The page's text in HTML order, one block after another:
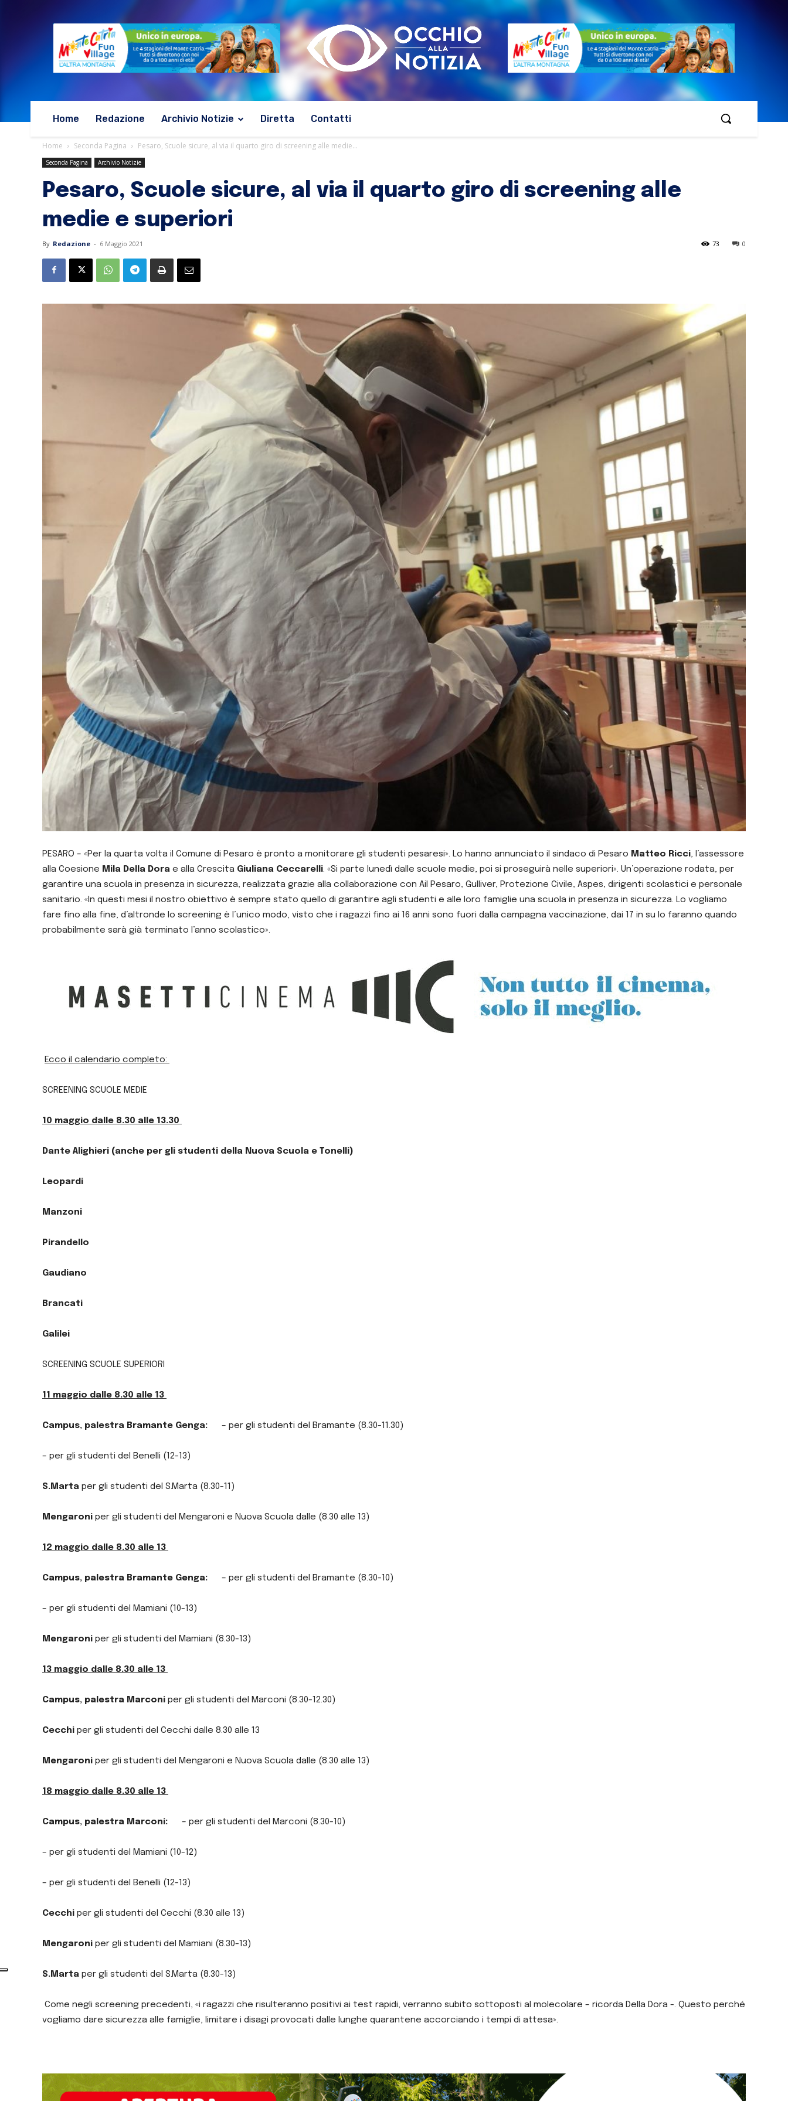
Home Redazione Archivio Notizie Diretta Contatti
Home Seconda Pagina Pesaro, Scuole sicure, al via il quarto giro di screening alle medie...
Seconda Pagina Archivio Notizie
Pesaro, Scuole sicure, al via il quarto giro di screening alle
medie e superiori
By Redazione - 6 Maggio 2021 0
73
PESARO – «Per la quarta volta il Comune di Pesaro è pronto a monitorare gli studenti pesaresi». Lo hanno annunciato il sindaco di Pesaro Matteo Ricci, l’assessore
alla Coesione Mila Della Dora e alla Crescita Giuliana Ceccarelli. «Si parte lunedì dalle scuole medie, poi si proseguirà nelle superiori». Un’operazione rodata, per
garantire una scuola in presenza in sicurezza, realizzata grazie alla collaborazione con Ail Pesaro, Gulliver, Protezione Civile, Aspes, dirigenti scolastici e personale
sanitario. «In questi mesi il nostro obiettivo è sempre stato quello di garantire agli studenti e alle loro famiglie una scuola in presenza in sicurezza. Lo vogliamo
fare fino alla fine, d’altronde lo screening è l’unico modo, visto che i ragazzi fino ai 16 anni sono fuori dalla campagna vaccinazione, dai 17 in su lo faranno quando
probabilmente sarà già terminato l’anno scolastico».
Ecco il calendario completo:
SCREENING SCUOLE MEDIE
10 maggio dalle 8.30 alle 13.30
Dante Alighieri (anche per gli studenti della Nuova Scuola e Tonelli)
Leopardi
Manzoni
Pirandello
Gaudiano
Brancati
Galilei
SCREENING SCUOLE SUPERIORI
11 maggio dalle 8.30 alle 13
Campus, palestra Bramante Genga: – per gli studenti del Bramante (8.30-11.30)
– per gli studenti del Benelli (12-13)
S.Marta per gli studenti del S.Marta (8.30-11)
Mengaroni per gli studenti del Mengaroni e Nuova Scuola dalle (8.30 alle 13)
12 maggio dalle 8.30 alle 13
Campus, palestra Bramante Genga: – per gli studenti del Bramante (8.30-10)
– per gli studenti del Mamiani (10-13)
Mengaroni per gli studenti del Mamiani (8.30-13)
13 maggio dalle 8.30 alle 13
Campus, palestra Marconi per gli studenti del Marconi (8.30-12.30)
Cecchi per gli studenti del Cecchi dalle 8.30 alle 13
Mengaroni per gli studenti del Mengaroni e Nuova Scuola dalle (8.30 alle 13)
18 maggio dalle 8.30 alle 13
Campus, palestra Marconi: – per gli studenti del Marconi (8.30-10)
– per gli studenti del Mamiani (10-12)
– per gli studenti del Benelli (12-13)
Cecchi per gli studenti del Cecchi (8.30 alle 13)
Mengaroni per gli studenti del Mamiani (8.30-13)
S.Marta per gli studenti del S.Marta (8.30-13)
Come negli screening precedenti, «i ragazzi che risulteranno positivi ai test rapidi, verranno subito sottoposti al molecolare – ricorda Della Dora -. Questo perché
vogliamo dare sicurezza alle famiglie, limitare i disagi provocati dalle lunghe quarantene accorciando i tempi di attesa».